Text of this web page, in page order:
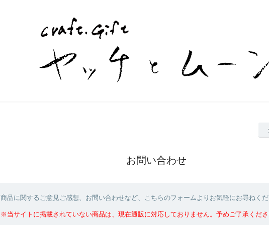
お問い合わせ
商品に関するご意見ご感想、お問い合わせなど、こちらのフォームよりお気軽にお尋ねくだ
※当サイトに掲載されていない商品は、現在通販に対応しておりません。予めご了承くださ